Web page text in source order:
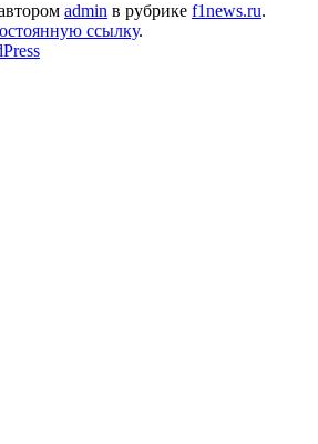
admin в рубрике f1news.ru.
ссылку.